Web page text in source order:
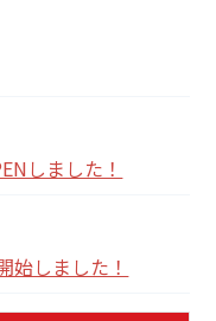
しました！
始しました！